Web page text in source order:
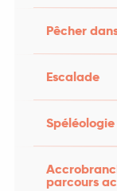
Pêcher
Escalade
Spéléologie
parcours
Moyen
12.0 km